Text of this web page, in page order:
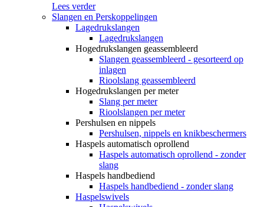
Lees verder
Slangen en Perskoppelingen
Lagedrukslangen
Lagedrukslangen
Hogedrukslangen geassembleerd
Slangen geassembleerd - gesorteerd op
inlagen
Rioolslang geassembleerd
Hogedrukslangen per meter
Slang per meter
Rioolslangen per meter
Pershulsen en nippels
Pershulsen, nippels en knikbeschermers
Haspels automatisch oprollend
Haspels automatisch oprollend - zonder
slang
Haspels handbediend
Haspels handbediend - zonder slang
Haspelswivels